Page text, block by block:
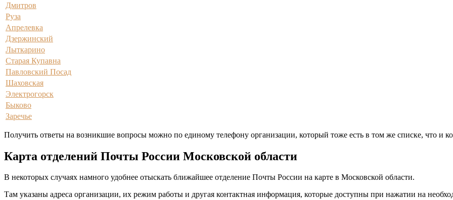
Дмитров
Руза
Апрелевка
Дзержинский
Лыткарино
Старая Купавна
Павловский Посад
Шаховская
Электрогорск
Быково
Заречье
Получить ответы на возникшие вопросы можно по единому телефону организации, который тоже есть в том же списке, что и
Карта отделений Почты России Московской области
В некоторых случаях намного удобнее отыскать ближайшее отделение Почты России на карте в Московской области.
Там указаны адреса организации, их режим работы и другая контактная информация, которые доступны при нажатии на